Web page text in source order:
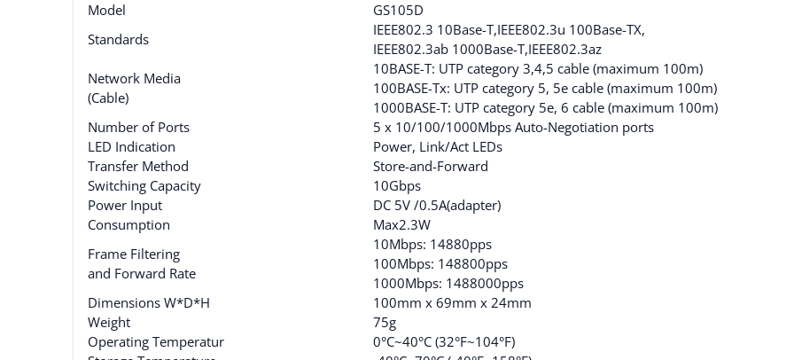
Model
GS105D
Standards
IEEE802.3 10Base-T,IEEE802.3u 100Base-TX,
IEEE802.3ab 1000Base-T,IEEE802.3az
Network Media
(Cable)
10BASE-T: UTP category 3,4,5 cable (maximum 100m)
100BASE-Tx: UTP category 5, 5e cable (maximum 100m)
1000BASE-T: UTP category 5e, 6 cable (maximum 100m)
Number of Ports
5 x 10/100/1000Mbps Auto-Negotiation ports
LED Indication
Power, Link/Act LEDs
Transfer Method
Store-and-Forward
Switching Capacity
10Gbps
Power Input
DC 5V /0.5A(adapter)
Consumption
Max2.3W
Frame Filtering
and Forward Rate
10Mbps: 14880pps
100Mbps: 148800pps
1000Mbps: 1488000pps
Dimensions W*D*H
100mm x 69mm x 24mm
Weight
75g
Operating Temperatur
0°C~40°C (32°F~104°F)